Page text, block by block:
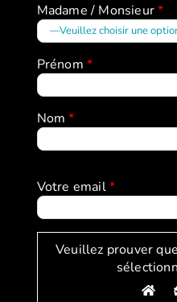
Madame / Monsieur*
Prénom *
Nom*
Votre email*
Veuillez prouver